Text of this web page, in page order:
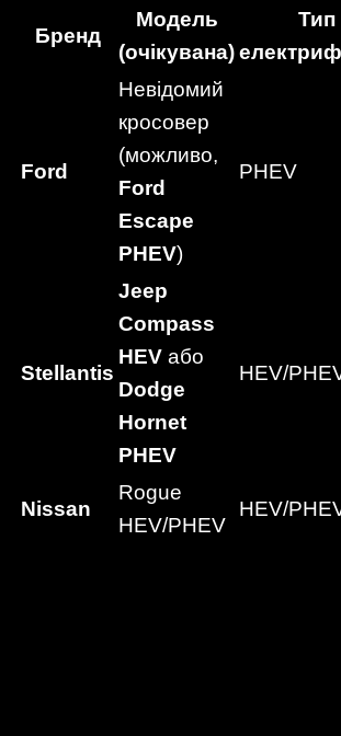
Бренд
Модель
(очікувана)
Тип
Ford
Невідомий
кросовер
(можливо,
Ford
Escape
PHEV)
PHEV
Stellantis
Jeep
Compass
HEV або
Dodge
Hornet
PHEV
HEV/
Nissan
Rogue
HEV/PHEV
HEV/